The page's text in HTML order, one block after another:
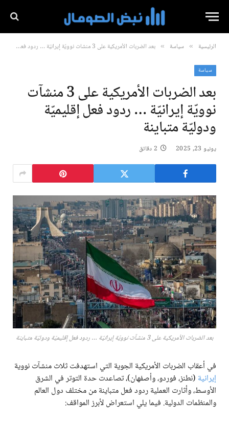
الرئيسية » سياسة » بعد الضربات الأمريكية على 3 منشآت نوويّة إيرانيّة … ردود فعل إقليميّة ودوليّة متباينة
سياسة
بعد الضربات الأمريكية على 3 منشآت
نوويّة إيرانيّة … ردود فعل إقليميّة
ودوليّة متباينة
يونيو 23, 2025 2 دقائق
بعد الضربات الأمريكية على 3 منشآت نوويّة إيرانيّة … ردود فعل إقليميّة ودوليّة متباينة
في أعقاب الضربات الأمريكية الجوية التي استهدفت ثلاث منشآت نووية
إيرانية (نطنز، فوردو، وأصفهان)، تصاعدت حدة التوتر في الشرق
الأوسط، وأثارت العملية ردود فعل متباينة من مختلف دول العالم
والمنظمات الدولية. فيما يلي استعراض لأبرز المواقف: